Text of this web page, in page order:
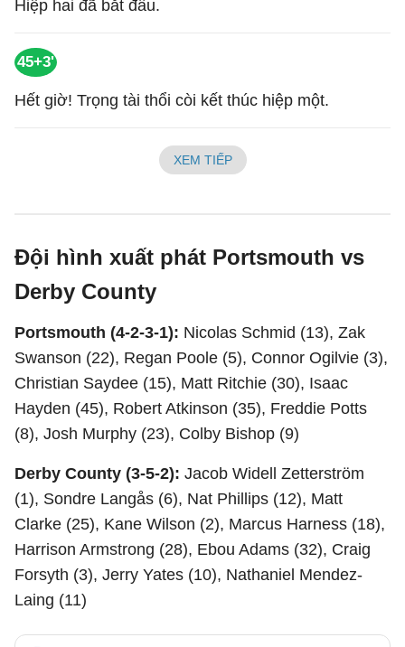
Hiệp hai đã bắt đầu.
45+3'
Hết giờ! Trọng tài thổi còi kết thúc hiệp một.
XEM TIẾP
Đội hình xuất phát Portsmouth vs
Derby County
Portsmouth (4-2-3-1): Nicolas Schmid (13), Zak
Swanson (22), Regan Poole (5), Connor Ogilvie (3),
Christian Saydee (15), Matt Ritchie (30), Isaac
Hayden (45), Robert Atkinson (35), Freddie Potts
(8), Josh Murphy (23), Colby Bishop (9)
Derby County (3-5-2): Jacob Widell Zetterström
(1), Sondre Langås (6), Nat Phillips (12), Matt
Clarke (25), Kane Wilson (2), Marcus Harness (18),
Harrison Armstrong (28), Ebou Adams (32), Craig
Forsyth (3), Jerry Yates (10), Nathaniel Mendez-
Laing (11)